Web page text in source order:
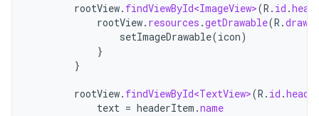
rootView. findViewById<ImageView>(R . id .
rootView. resources .getDrawable(R .
setImageDrawable(icon)
}
}
rootView. findViewById<TextView>(R . id .
text = headerItem .name